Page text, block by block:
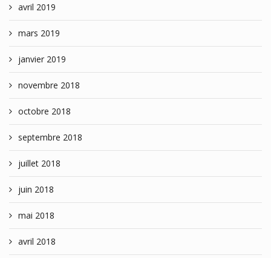
avril 2019
mars 2019
janvier 2019
novembre 2018
octobre 2018
septembre 2018
juillet 2018
juin 2018
mai 2018
avril 2018